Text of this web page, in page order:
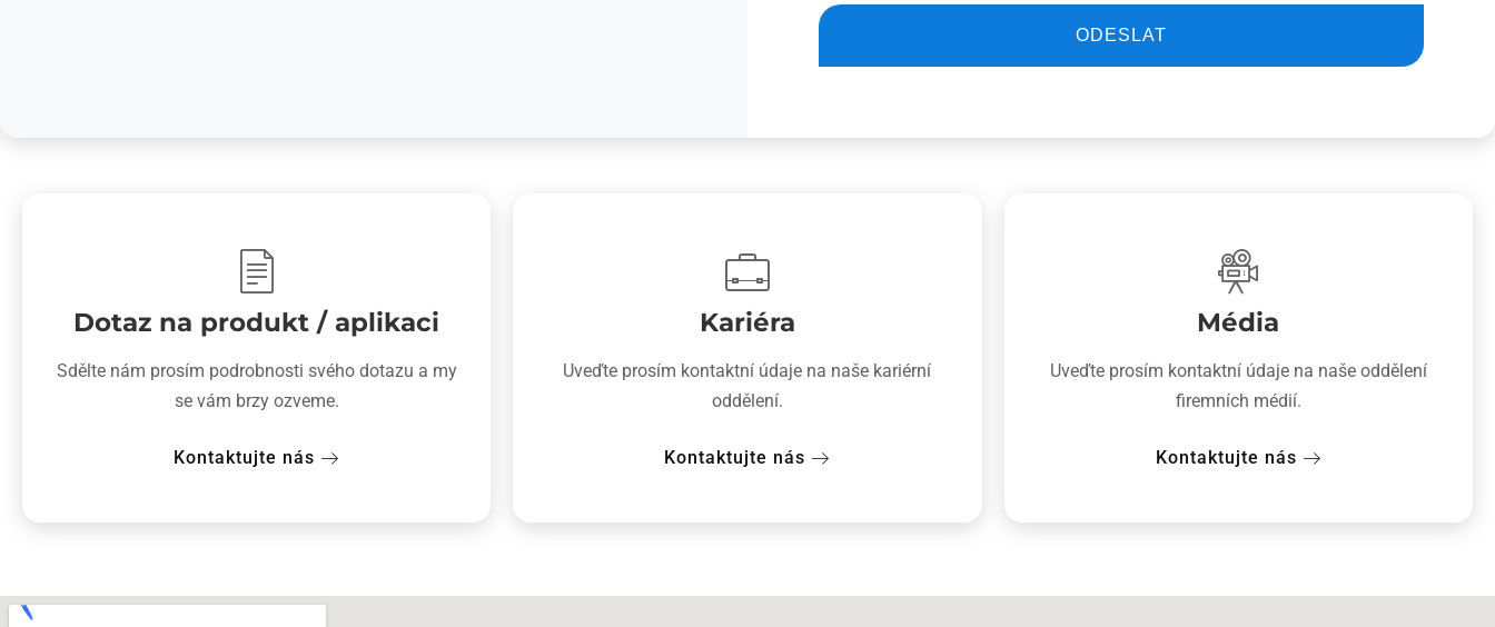
ODESLAT
Dotaz na produkt / aplikaci
Sdělte nám prosím podrobnosti svého dotazu a my
se vám brzy ozveme.
Kontaktujte nás
Kariéra
Uveďte prosím kontaktní údaje na naše kariérní
oddělení.
Kontaktujte nás
Média
Uveďte prosím kontaktní údaje na naše oddělení
firemních médií.
Kontaktujte nás